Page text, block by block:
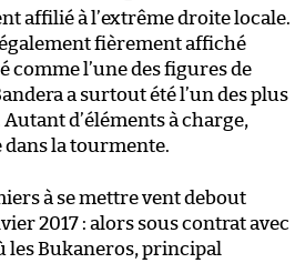
affilié à l’extrême droite locale.
fièrement affiché
comme l’une des figures de
a surtout été l’un des plus
d’éléments à charge,
dans la tourmente.
à se mettre vent debout
2017 : alors sous contrat avec
les Bukaneros, principal